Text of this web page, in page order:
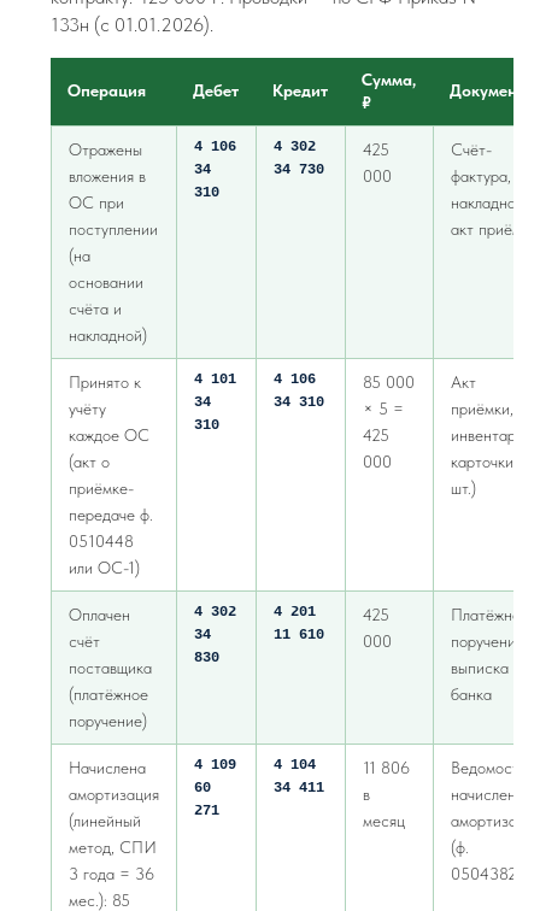
133н (с 01.01.2026).
Операция Дебет Кредит
Сумма,
₽
Документ
Отражены
вложения в
ОС при
поступлении
(на
основании
счёта и
накладной)
4 106
34
310
4 302
34 730
425
000
Счёт-
фактура,
накладная,
акт приёмки
Принято к
учёту
каждое ОС
(акт о
приёмке-
передаче ф.
0510448
или ОС-1)
4 101
34
310
4 106
34 310
85 000
× 5 =
425
000
Акт
приёмки,
карточки (5
шт.)
Оплачен
счёт
поставщика
(платёжное
поручение)
4 302
34
830
4 201
11 610
425
000
Платёжное
поручение,
выписка
банка
Начислена
амортизация
(линейный
метод, СПИ
3 года = 36
мес.): 85
4 109
60
271
4 104
34 411
11 806
в
месяц
Ведомость
начисления
(ф.
0504382)